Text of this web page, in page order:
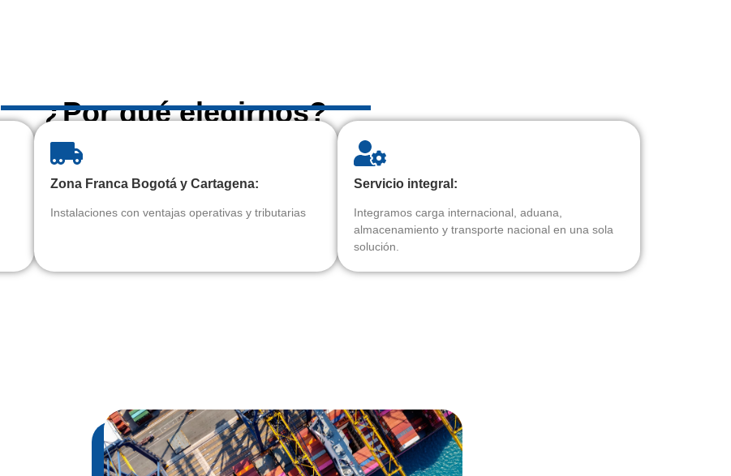
¿Por qué elegirnos?
Zona Franca Bogotá y Cartagena:
Instalaciones con ventajas operativas y tributarias
Servicio integral:
Integramos carga internacional, aduana,
almacenamiento y transporte nacional en una sola
solución.